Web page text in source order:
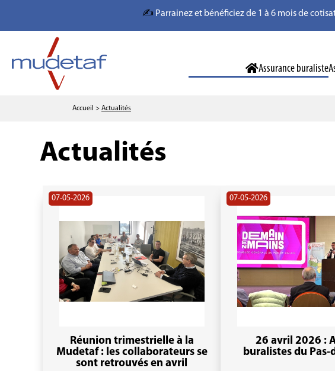
✍️ Parrainez et bénéficiez de 1 à 6 mois de
Assurance buraliste
Accueil > Actualités
Actualités
07-05-2026
Réunion trimestrielle à la
Mudetaf : les collaborateurs se
sont retrouvés en avril
07-05-2026
26 avril 2026 :
buralistes du Pas-